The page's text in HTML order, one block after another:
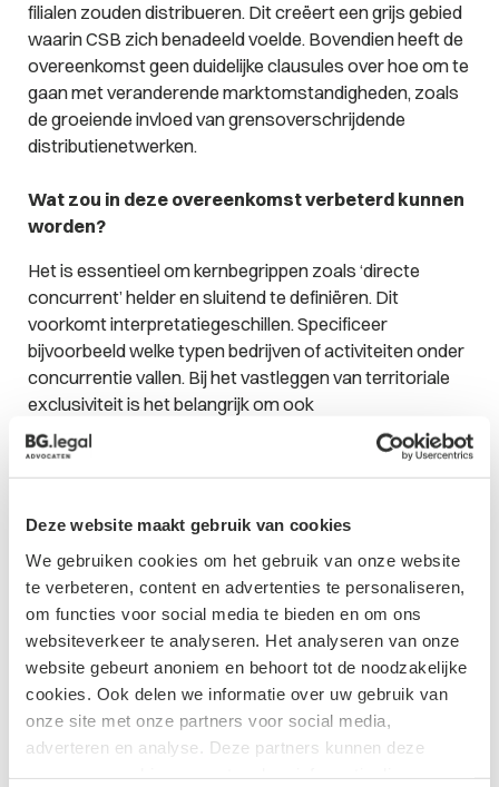
Deze website maakt gebruik van cookies
We gebruiken cookies om het gebruik van onze website
te verbeteren, content en advertenties te personaliseren,
om functies voor social media te bieden en om ons
websiteverkeer te analyseren. Het analyseren van onze
website gebeurt anoniem en behoort tot de noodzakelijke
cookies. Ook delen we informatie over uw gebruik van
onze site met onze partners voor social media,
adverteren en analyse. Deze partners kunnen deze
filialen zouden distribueren. Dit creëert een grijs gebied
waarin CSB zich benadeeld voelde. Bovendien heeft de
overeenkomst geen duidelijke clausules over hoe om te
gaan met veranderende marktomstandigheden, zoals
de groeiende invloed van grensoverschrijdende
distributienetwerken.
Wat zou in deze overeenkomst verbeterd kunnen
worden?
Het is essentieel om kernbegrippen zoals ‘directe
concurrent’ helder en sluitend te definiëren. Dit
voorkomt interpretatiegeschillen. Specificeer
bijvoorbeeld welke typen bedrijven of activiteiten onder
concurrentie vallen. Bij het vastleggen van territoriale
exclusiviteit is het belangrijk om ook
grensoverschrijdende distributie te adresseren. Dit kan
door expliciet vast te leggen hoe om te gaan met
wederverkopers en distributeurs die actief zijn in
clausules toe te voegen die voorzien in periodieke
evaluatie van de overeenkomst in het licht van
marktontwikkelingen. Een bepaling die partijen verplicht
om in overleg te treden bij significante veranderingen in
de marktstructuur kan problemen voorkomen. Tot slot
is het van belang om duidelijke opzegmogelijkheden in
de overeenkomst op te nemen die verder gaan dan
alleen ‘change of control’. Overweeg ook een
gedetailleerde omschrijving van wat als onvoorziene
omstandigheden wordt beschouwd en hoe daarmee